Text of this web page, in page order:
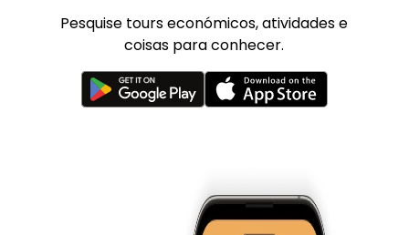
Pesquise tours económicos, atividades e
coisas para conhecer.